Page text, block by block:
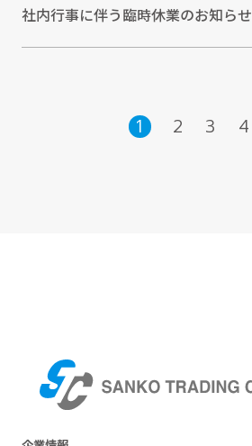
社内行事に伴う臨時休業のお知らせ
1 2 3 4